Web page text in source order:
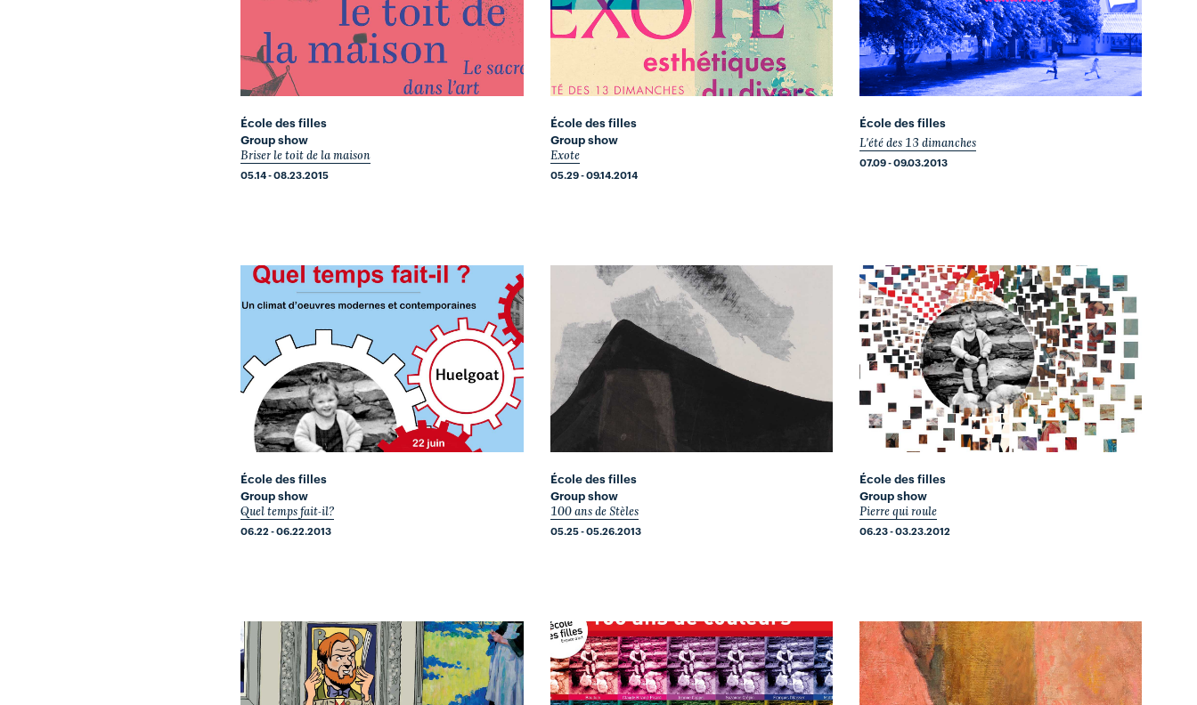
École des filles
Group show
Briser le toit de la maison
05.14 - 08.23.2015
École des filles
Group show
Exote
05.29 - 09.14.2014
École des filles
L'été des 13 dimanches
07.09 - 09.03.2013
École des filles
Group show
Quel temps fait-il?
06.22 - 06.22.2013
École des filles
Group show
100 ans de Stèles
05.25 - 05.26.2013
École des filles
Group show
Pierre qui roule
06.23 - 03.23.2012